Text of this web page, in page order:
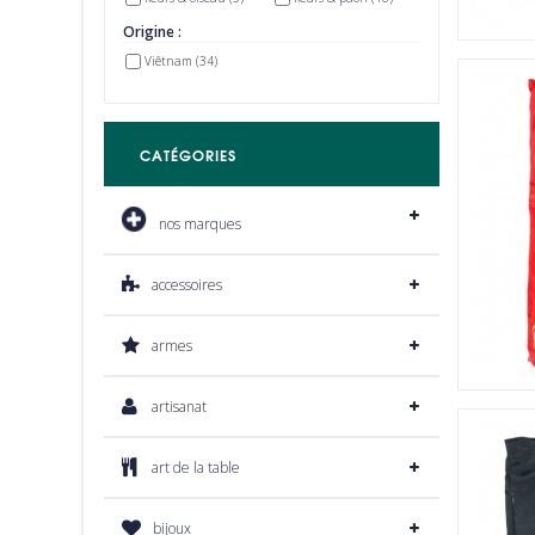
Origine :
Viêtnam (34)
CATÉGORIES
nos marques
accessoires
armes
artisanat
art de la table
bijoux